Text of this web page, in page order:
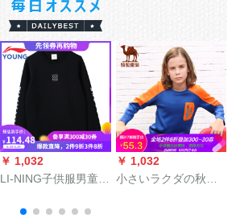
￥ 1,032
LI-NING子供服男童装
服YWDM 061-1炭黒
￥ 1,032
小さいラクダの秋の